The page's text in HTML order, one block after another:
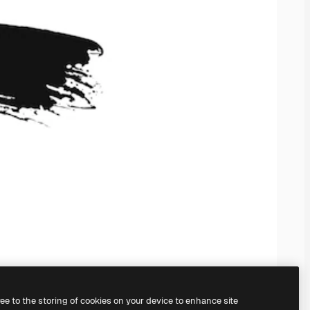
to the storing of cookies on your device to enhance site